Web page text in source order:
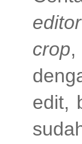
editor
crop
edit,